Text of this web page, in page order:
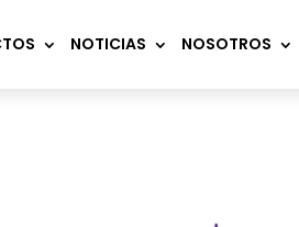
NOTICIAS NOSOTROS